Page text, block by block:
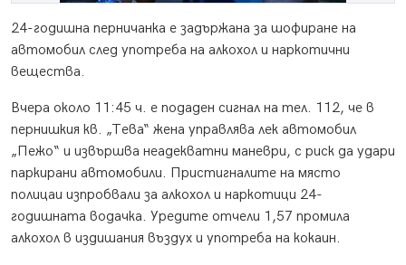
24-годишна перничанка е задържана за шофиране на
автомобил след употреба на алкохол и наркотични
вещества.
Вчера около 11:45 ч. е подаден сигнал на тел. 112, че в
пернишкия кв. „Тева“ жена управлява лек автомобил
„Пежо“ и извършва неадекватни маневри, с риск да удари
паркирани автомобили. Пристигналите на място
полицаи изпробвали за алкохол и наркотици 24-
годишната водачка. Уредите отчели 1,57 промила
алкохол в издишания въздух и употреба на кокаин.